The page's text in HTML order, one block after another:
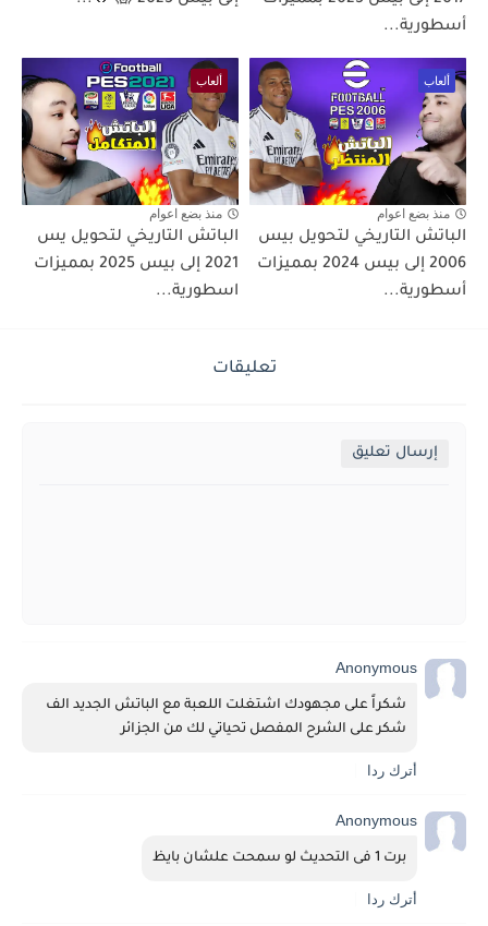
أسطورية...
ألعاب
منذ بضع اعوام
الباتش التاريخي لتحويل بيس
2006 إلى بيس 2024 بمميزات
أسطورية...
ألعاب
منذ بضع اعوام
الباتش التاريخي لتحويل يس
2021 إلى بيس 2025 بمميزات
اسطورية...
تعليقات
إرسال تعليق
Anonymous
شكر على الشرح المفصل تحياتي لك من الجزائر
أترك ردا
Anonymous
برت 1 فى التحديث لو سمحت علشان بايظ
أترك ردا